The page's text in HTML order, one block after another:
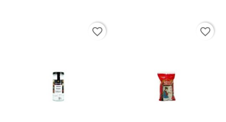
favorite_border favorite_border